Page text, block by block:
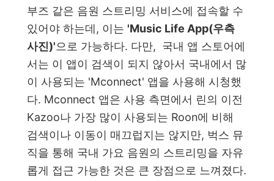
부즈 같은 음원 스트리밍 서비스에 접속할 수
있어야 하는데, 이는 'Music Life App(우측
사진)'으로 가능하다. 다만, 국내 앱 스토어에
서는 이 앱이 검색이 되지 않아서 국내에서 많
이 사용되는 'Mconnect' 앱을 사용해 시청했
다. Mconnect 앱은 사용 측면에서 린의 이전
Kazoo나 가장 많이 사용되는 Roon에 비해
검색이나 이동이 매끄럽지는 않지만, 벅스 뮤
직을 통해 국내 가요 음원의 스트리밍을 자유
롭게 접근 가능한 것은 큰 장점으로 느껴졌다.